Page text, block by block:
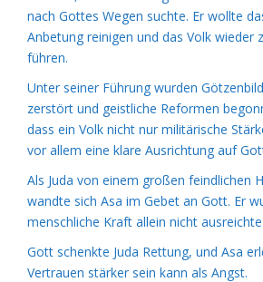
nach Gottes Wegen suchte. Er wollte
Anbetung reinigen und das Volk wieder
führen.
Unter seiner Führung wurden
zerstört und geistliche Reformen
dass ein Volk nicht nur militärische
vor allem eine klare Ausrichtung auf
Als Juda von einem großen feindlichen
wandte sich Asa im Gebet an Gott. Er
menschliche Kraft allein nicht ausreichte.
Gott schenkte Juda Rettung, und Asa
Vertrauen stärker sein kann als Angst.